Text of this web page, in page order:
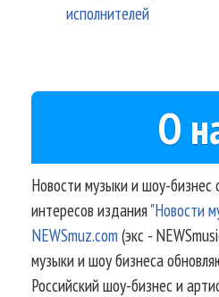
исполнителей
О
Новости музыки и шоу-бизнес
интересов издания"Новости
NEWSmuz.com(экс -
музыки и шоу бизнеса
Российский шоу-бизнес и